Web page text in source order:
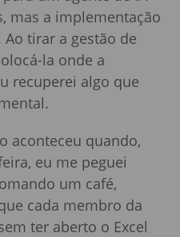
mas a implementação
tirar a gestão de
la onde a
recuperei algo que
aconteceu quando,
eu me peguei
um café,
cada membro da
ter aberto o Excel